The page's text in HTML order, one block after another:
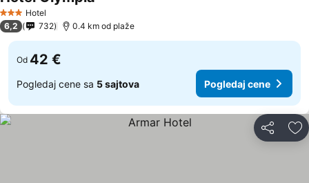
3 Zvezdice
Hotel
6,2 732 0.4 km od plaže
Od 42 €
Pogledaj cene sa 5 sajtova Pogledaj cene
Deli